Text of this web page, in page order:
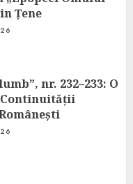
Țene
nr. 232–233: O